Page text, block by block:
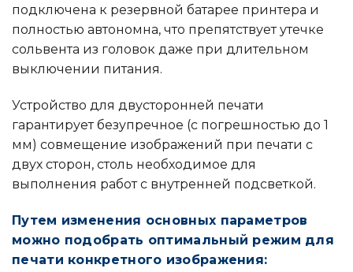
подключена к резервной батарее принтера и
полностью автономна, что препятствует утечке
сольвента из головок даже при длительном
выключении питания.
Устройство для двусторонней печати
гарантирует безупречное (с погрешностью до 1
мм) совмещение изображений при печати с
двух сторон, столь необходимое для
выполнения работ с внутренней подсветкой.
Путем изменения основных параметров
можно подобрать оптимальный режим для
печати конкретного изображения: